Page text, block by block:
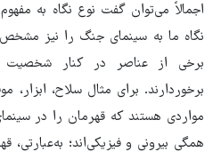
اجمالاً می‌توان گفت نوع نگاه به
نگاه ما به سینمای جنگ را نیز
برخی از عناصر در کنار شخصیت
برخوردارند. برای مثال سلاح،
مواردی هستند که قهرمان را در
همگی بیرونی و فیزیکی‌اند؛